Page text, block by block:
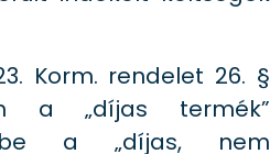
Korm. rendelet 26. §
a „díjas termék”
a „díjas, nem